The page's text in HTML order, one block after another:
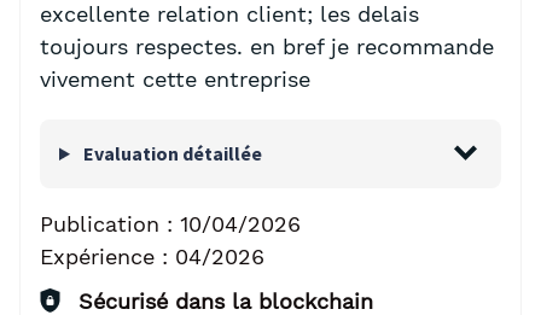
excellente relation client; les delais
toujours respectes. en bref je recommande
vivement cette entreprise
Evaluation détaillée
Publication : 10/04/2026
Expérience : 04/2026
Sécurisé dans la blockchain